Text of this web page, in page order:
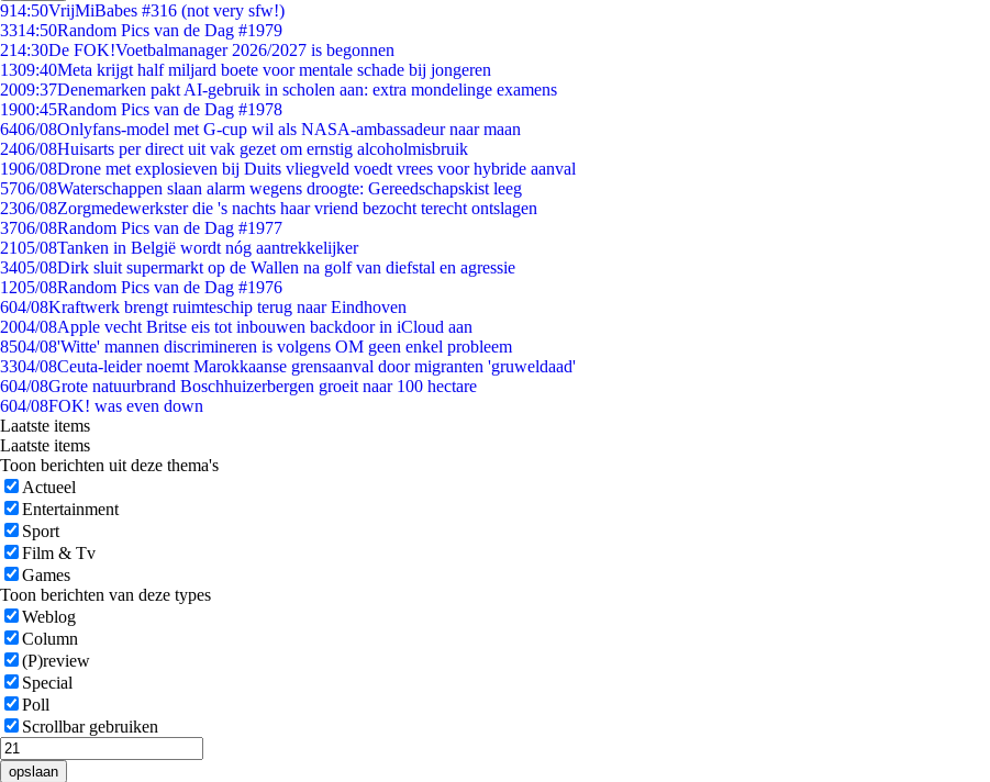
914:50VrijMiBabes #316 (not very sfw!)
3314:50Random Pics van de Dag #1979
214:30De FOK!Voetbalmanager 2026/2027 is begonnen
1309:40Meta krijgt half miljard boete voor mentale schade bij jongeren
2009:37Denemarken pakt AI-gebruik in scholen aan: extra mondelinge examens
1900:45Random Pics van de Dag #1978
6406/08Onlyfans-model met G-cup wil als NASA-ambassadeur naar maan
2406/08Huisarts per direct uit vak gezet om ernstig alcoholmisbruik
1906/08Drone met explosieven bij Duits vliegveld voedt vrees voor hybride aanval
5706/08Waterschappen slaan alarm wegens droogte: Gereedschapskist leeg
2306/08Zorgmedewerkster die 's nachts haar vriend bezocht terecht ontslagen
3706/08Random Pics van de Dag #1977
2105/08Tanken in België wordt nóg aantrekkelijker
3405/08Dirk sluit supermarkt op de Wallen na golf van diefstal en agressie
1205/08Random Pics van de Dag #1976
604/08Kraftwerk brengt ruimteschip terug naar Eindhoven
2004/08Apple vecht Britse eis tot inbouwen backdoor in iCloud aan
8504/08'Witte' mannen discrimineren is volgens OM geen enkel probleem
3304/08Ceuta-leider noemt Marokkaanse grensaanval door migranten 'gruweldaad'
604/08Grote natuurbrand Boschhuizerbergen groeit naar 100 hectare
604/08FOK! was even down
Laatste items
Laatste items
Toon berichten uit deze thema's
Actueel
Entertainment
Sport
Film & Tv
Games
Toon berichten van deze types
Weblog
Column
(P)review
Special
Poll
Scrollbar gebruiken
opslaan